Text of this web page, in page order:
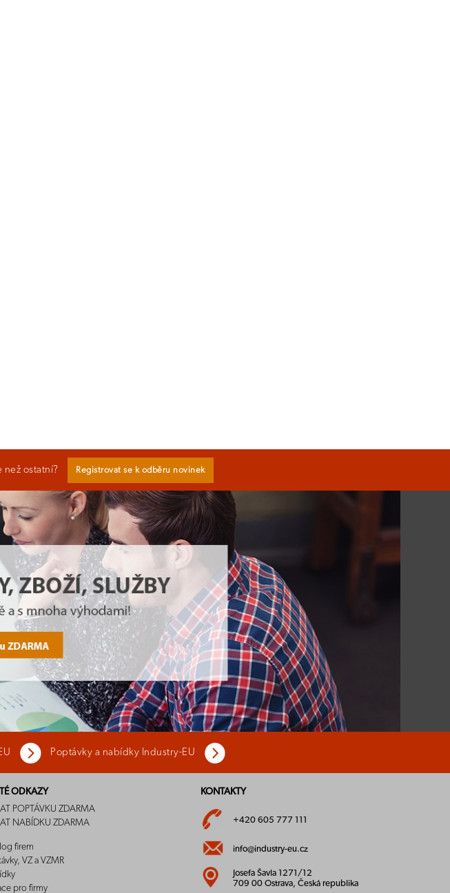
ostatní? Registrovat se k odběru novinek
Poptávky a nabídky Industry-EU
ODKAZY
POPTÁVKU ZDARMA
NABÍDKU ZDARMA
firem
VZ a VZMR
pro firmy
KONTAKTY
+420 605 777 111
info@industry-eu.cz
Josefa Šavla 1271/12
709 00 Ostrava, Česká republika